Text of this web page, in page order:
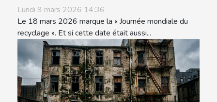
Lundi 9 mars 2026 14:36
Le 18 mars 2026 marque la « Journée mondiale du
recyclage ». Et si cette date était aussi...